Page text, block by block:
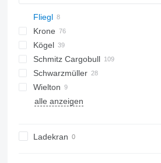
TRB
Fliegl
SDS
SDS 390
TX
SDS-H
SP
K-series
CF
Krone
Mega Liner
Profi Liner
SD
SDP
Kögel
S 24
SN
MPS
NV
S-series
Schmitz Cargobull
MEGA
S-series
SCB
Schwarzmüller
S1
SPA
Wielton
NS
alle anzeigen
Ladekran